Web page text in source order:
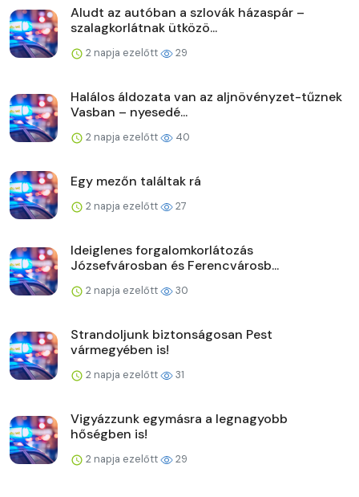
Aludt az autóban a szlovák házaspár –
szalagkorlátnak ütközö...
2 napja ezelőtt 29
Halálos áldozata van az aljnövényzet-tűznek
Vasban – nyesedé...
2 napja ezelőtt 40
Egy mezőn találtak rá
2 napja ezelőtt 27
Ideiglenes forgalomkorlátozás
Józsefvárosban és Ferencvárosb...
2 napja ezelőtt 30
Strandoljunk biztonságosan Pest
vármegyében is!
2 napja ezelőtt 31
Vigyázzunk egymásra a legnagyobb
hőségben is!
2 napja ezelőtt 29